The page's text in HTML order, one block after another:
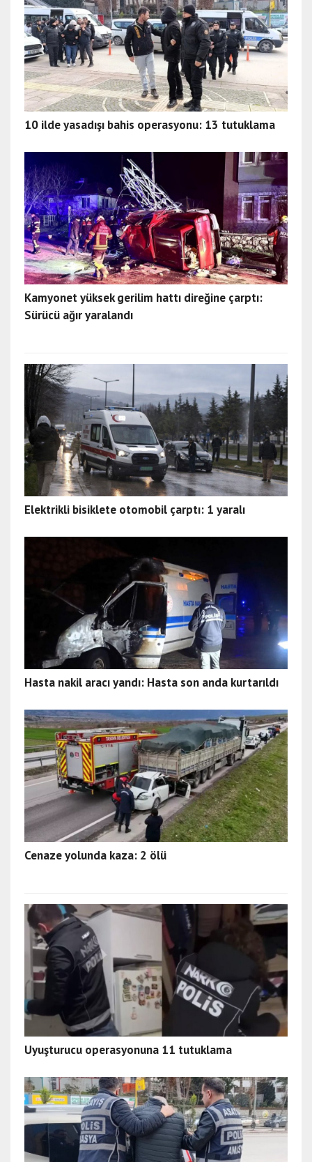
10 ilde yasadışı bahis operasyonu: 13 tutuklama
Kamyonet yüksek gerilim hattı direğine çarptı:
Sürücü ağır yaralandı
Elektrikli bisiklete otomobil çarptı: 1 yaralı
Hasta nakil aracı yandı: Hasta son anda kurtarıldı
Cenaze yolunda kaza: 2 ölü
Uyuşturucu operasyonuna 11 tutuklama